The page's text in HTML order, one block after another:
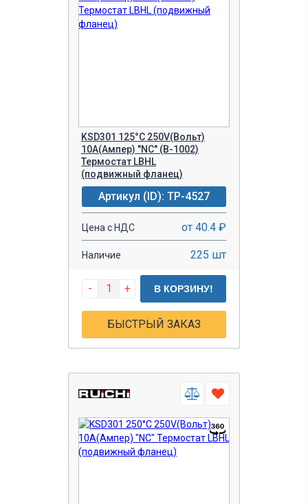
KSD301 125°C 250V(Вольт)
10A(Ампер) "NC" (B-1002)
Термостат LBHL
(подвижный фланец)
Артикул (ID): TP-4527
Цена с НДС от 40.4 ₽
Наличие 225 шт
- + В КОРЗИНУ!
БЫСТРЫЙ ЗАКАЗ